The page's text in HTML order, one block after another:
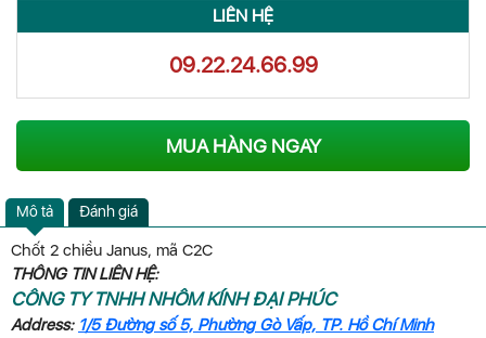
LIÊN HỆ
09.22.24.66.99
MUA HÀNG NGAY
Mô tả Đánh giá
Chốt 2 chiều Janus, mã C2C
THÔNG TIN LIÊN HỆ:
CÔNG TY TNHH NHÔM KÍNH ĐẠI PHÚC
Address: 1/5 Đường số 5, Phường Gò Vấp, TP. Hồ Chí Minh